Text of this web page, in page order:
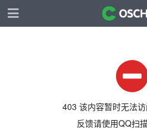
403 该内容暂时无法访
反馈请使用QQ扫